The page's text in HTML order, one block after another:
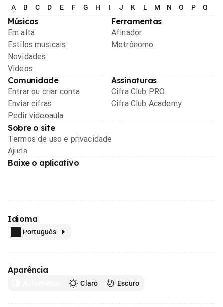
A B C D E F G H I J K L M N O P Q
Músicas
Em alta
Estilos musicais
Novidades
Videos
Ferramentas
Afinador
Metrônomo
Comunidade
Entrar ou criar conta
Enviar cifras
Pedir videoaula
Assinaturas
Cifra Club PRO
Cifra Club Academy
Sobre o site
Termos de uso e privacidade
Ajuda
Baixe o aplicativo
Idioma
Português
Aparência
Claro Escuro